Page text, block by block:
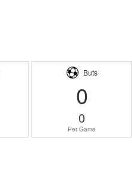
Buts
0
0
Per Game